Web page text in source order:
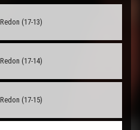
(17-13)
(17-14)
(17-15)